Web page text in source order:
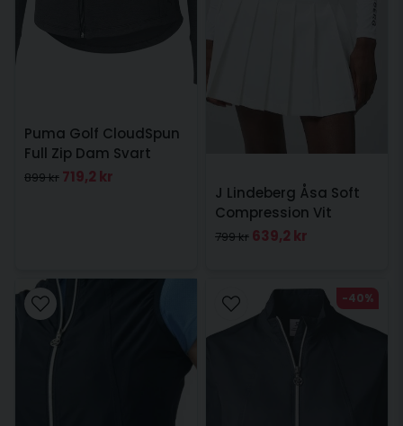
Puma Golf CloudSpun
Full Zip Dam Svart
899 kr 719,2 kr
J Lindeberg Åsa Soft
Compression Vit
799 kr 639,2 kr
-40%